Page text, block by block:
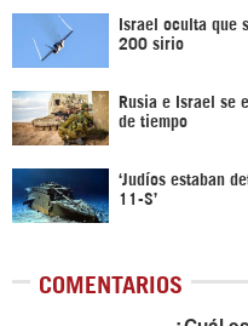
Israel oculta que
200 sirio
Rusia e Israel se
de tiempo
‘Judíos estaban
11-S’
COMENTARIOS